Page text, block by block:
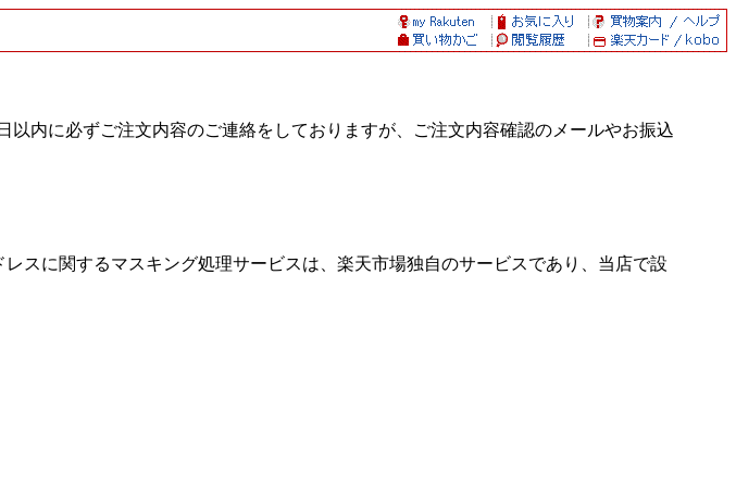
に必ずご注文内容のご連絡をしておりますが、ご注文内容確認のメールやお振込
レスに関するマスキング処理サービスは、楽天市場独自のサービスであり、当店で設